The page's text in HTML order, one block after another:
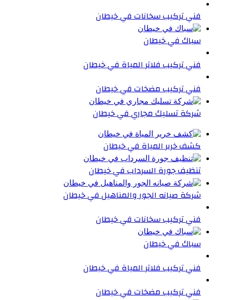
فني تركيب سخانات في خيطان
سباك في خيطان
فني تركيب فلاتر المياة في خيطان
فني تركيب مضخات في خيطان
شركة تسليك مجاري في خيطان
كشف خرير المياة في خيطان
تنظيف جورة السرداب في خيطان
شركة صيانه الجور والمناهيل في خيطان
فني تركيب سخانات في خيطان
سباك في خيطان
فني تركيب فلاتر المياة في خيطان
فني تركيب مضخات في خيطان